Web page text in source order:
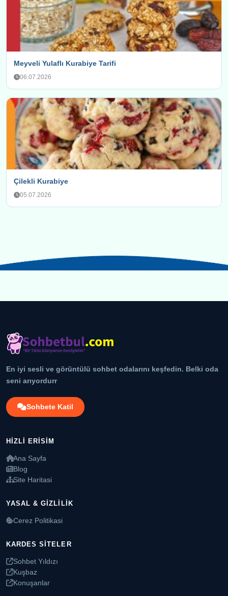
Meyveli Yulaflı Kurabiye Tarifi
06.07.2026
Çilekli Kurabiye
05.07.2026
En iyi sesli ve görüntülü sohbet odalarını keşfedin. Belki oda
seni arıyordurr
Sohbete Katil
HIZLI ERISIM
Ana Sayfa
Blog
Site Haritasi
YASAL & GIZLILIK
Cerez Politikasi
KARDES SITELER
Sohbet Yıldızı
Kuşbaz
Konuşanlar